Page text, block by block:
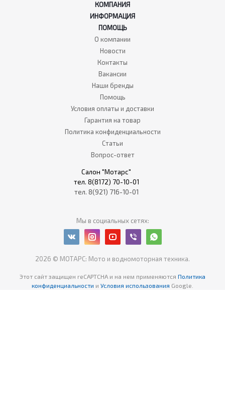
КОМПАНИЯ
ИНФОРМАЦИЯ
ПОМОЩЬ
О компании
Новости
Контакты
Вакансии
Наши бренды
Помощь
Условия оплаты и доставки
Гарантия на товар
Политика конфиденциальности
Статьи
Вопрос-ответ
Салон "Мотарс"
тел. 8(8172) 70-10-01
тел. 8(921) 716-10-01
Мы в социальных сетях:
2026 © МОТАРС: Мото и водномоторная техника.
Этот сайт защищен reCAPTCHA и на нем применяются Политика
конфиденциальности и Условия использования Google.